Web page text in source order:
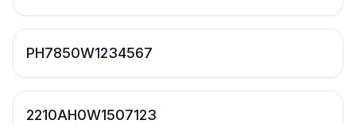
PH7850W1234567
2210AH0W1507123